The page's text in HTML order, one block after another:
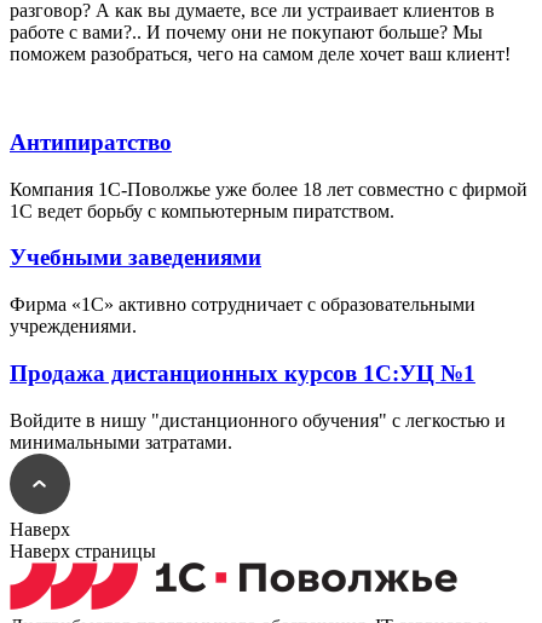
разговор? А как вы думаете, все ли устраивает клиентов в
работе с вами?.. И почему они не покупают больше? Мы
поможем разобраться, чего на самом деле хочет ваш клиент!
Антипиратство
Компания 1С-Поволжье уже более 18 лет совместно с фирмой
1С ведет борьбу с компьютерным пиратством.
Учебными заведениями
Фирма «1С» активно сотрудничает с образовательными
учреждениями.
Продажа дистанционных курсов 1С:УЦ №1
Войдите в нишу "дистанционного обучения" с легкостью и
минимальными затратами.
Наверх
Наверх страницы